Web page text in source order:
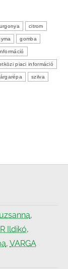
citrom
gomba
piaci információ
szilva
,
Ildikó,
, VARGA